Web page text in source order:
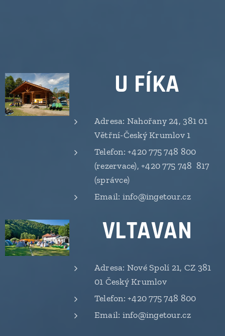
U FÍKA
Adresa: Nahořany 24, 381 01
Větřní-Český Krumlov 1
Telefon: +420 775 748 800
(rezervace), +420 775 748 817
(správce)
Email: info@ingetour.cz
VLTAVAN
Adresa: Nové Spolí 21, CZ 381
01 Český Krumlov
Telefon: +420 775 748 800
Email: info@ingetour.cz